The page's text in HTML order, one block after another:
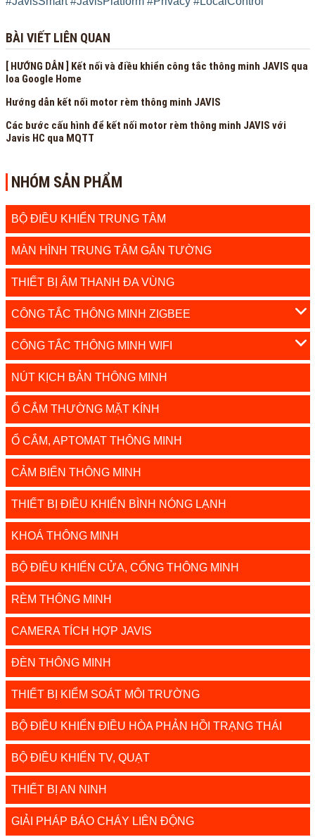
BÀI VIẾT LIÊN QUAN
[ HƯỚNG DẪN ] Kết nối và điều khiển công tắc thông minh JAVIS qua
loa Google Home
Hướng dẫn kết nối motor rèm thông minh JAVIS
Các bước cấu hình để kết nối motor rèm thông minh JAVIS với
Javis HC qua MQTT
NHÓM SẢN PHẨM
BỘ ĐIỀU KHIỂN TRUNG TÂM
MÀN HÌNH TRUNG TÂM GẮN TƯỜNG
THIẾT BỊ ÂM THANH ĐA VÙNG
CÔNG TẮC THÔNG MINH ZIGBEE
CÔNG TẮC THÔNG MINH WIFI
NÚT KỊCH BẢN THÔNG MINH
Ổ CẮM THƯỜNG MẶT KÍNH
Ổ CẮM, APTOMAT THÔNG MINH
CẢM BIẾN THÔNG MINH
THIẾT BỊ ĐIỀU KHIỂN BÌNH NÓNG LẠNH
KHOÁ THÔNG MINH
BỘ ĐIỀU KHIỂN CỬA, CỔNG THÔNG MINH
RÈM THÔNG MINH
CAMERA TÍCH HỢP JAVIS
ĐÈN THÔNG MINH
THIẾT BỊ KIỂM SOÁT MÔI TRƯỜNG
BỘ ĐIỀU KHIỂN ĐIỀU HÒA PHẢN HỒI TRẠNG THÁI
BỘ ĐIỀU KHIỂN TV, QUẠT
THIẾT BỊ AN NINH
GIẢI PHÁP BÁO CHÁY LIÊN ĐỘNG